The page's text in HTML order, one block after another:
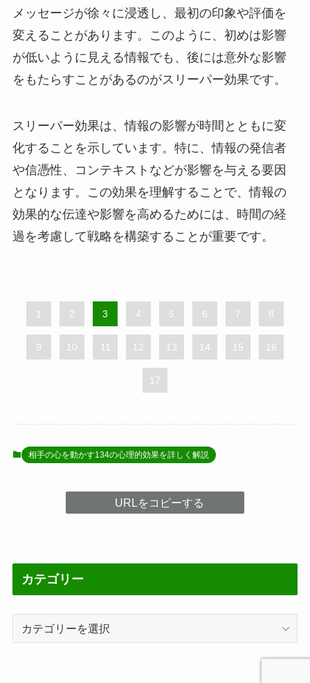
メッセージが徐々に浸透し、最初の印象や評価を
変えることがあります。このように、初めは影響
が低いように見える情報でも、後には意外な影響
をもたらすことがあるのがスリーパー効果です。
スリーパー効果は、情報の影響が時間とともに変
化することを示しています。特に、情報の発信者
や信憑性、コンテキストなどが影響を与える要因
となります。この効果を理解することで、情報の
効果的な伝達や影響を高めるためには、時間の経
過を考慮して戦略を構築することが重要です。
1 2 3 4 5 6 7 8
9 10 11 12 13 14 15 16
17
相手の心を動かす134の心理的効果を詳しく解説
URLをコピーする
カテゴリー